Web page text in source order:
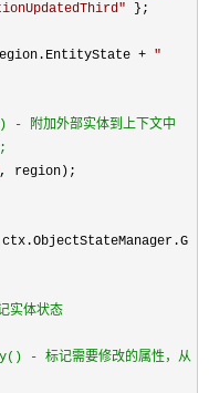
" } ;
+ "
加外部实体到上下文中
, region);
ctx.ObjectStateManager.G
体状态
- 标记需要修改的属性，从